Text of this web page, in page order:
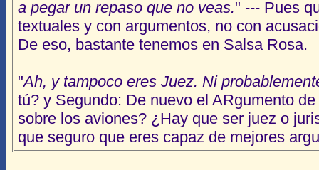
a pegar un repaso que no veas." --- Pues
textuales y con argumentos, no con
De eso, bastante tenemos en Salsa Rosa.
"Ah, y tampoco eres Juez. Ni
tú? y Segundo: De nuevo el ARgumento
sobre los aviones? ¿Hay que ser juez o
que seguro que eres capaz de mejores